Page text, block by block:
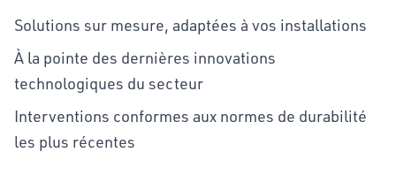
Solutions sur mesure, adaptées à vos installations
À la pointe des dernières innovations
technologiques du secteur
Interventions conformes aux normes de durabilité
les plus récentes